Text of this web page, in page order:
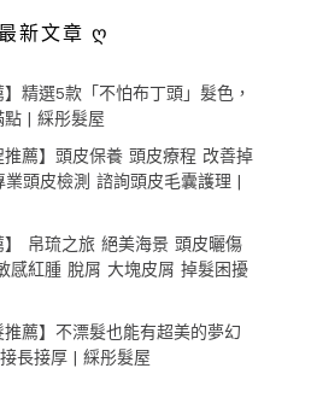
最新文章 ღ
】精選5款「不怕布丁頭」髮色，
點 | 綵彤髮屋
推薦】頭皮保養 頭皮療程 改善掉
頭皮檢測 諮詢頭皮毛囊護理 |
】 帛琉之旅 絕美海景 頭皮曬傷
感紅腫 脫屑 大塊皮屑 掉髮困擾
推薦】不漂髮也能有超美的夢幻
長接厚 | 綵彤髮屋